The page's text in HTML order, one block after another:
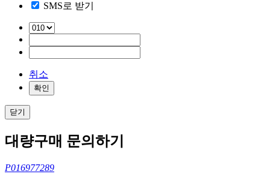
SMS로 받기
취소
확인
닫기
대량구매 문의하기
P016977289